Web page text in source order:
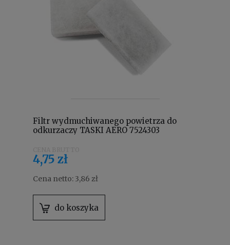
Filtr wydmuchiwanego powietrza do
odkurzaczy TASKI AERO 7524303
4,75 zł
Cena netto: 3,86 zł
do koszyka